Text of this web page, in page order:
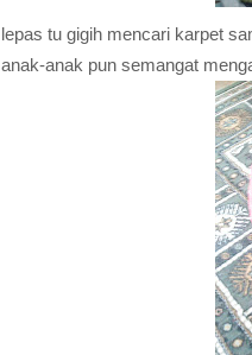
lepas tu gigih mencari karpet
anak-anak pun semangat